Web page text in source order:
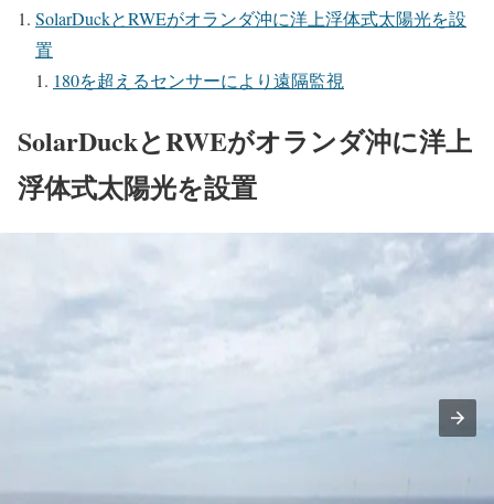
SolarDuckとRWEがオランダ沖に洋上浮体式太陽光を設
置
180を超えるセンサーにより遠隔監視
SolarDuckとRWEがオランダ沖に洋上
浮体式太陽光を設置